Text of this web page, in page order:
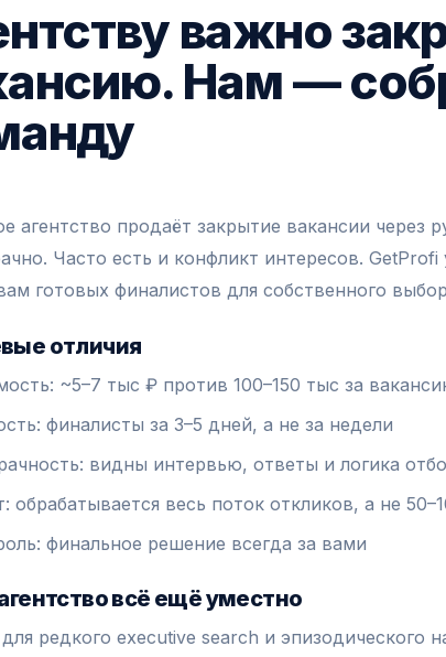
важно
Нам —
агентство продаёт закрытие вакансии через
Часто есть и конфликт интересов.
готовых финалистов для собственного
отличия
~5–7 тыс ₽ против 100–150 тыс за
финалисты за 3–5 дней, а не за недели
видны интервью, ответы и логика
обрабатывается весь поток откликов, а не
финальное решение всегда за вами
всё ещё уместно
редкого executive search и эпизодического